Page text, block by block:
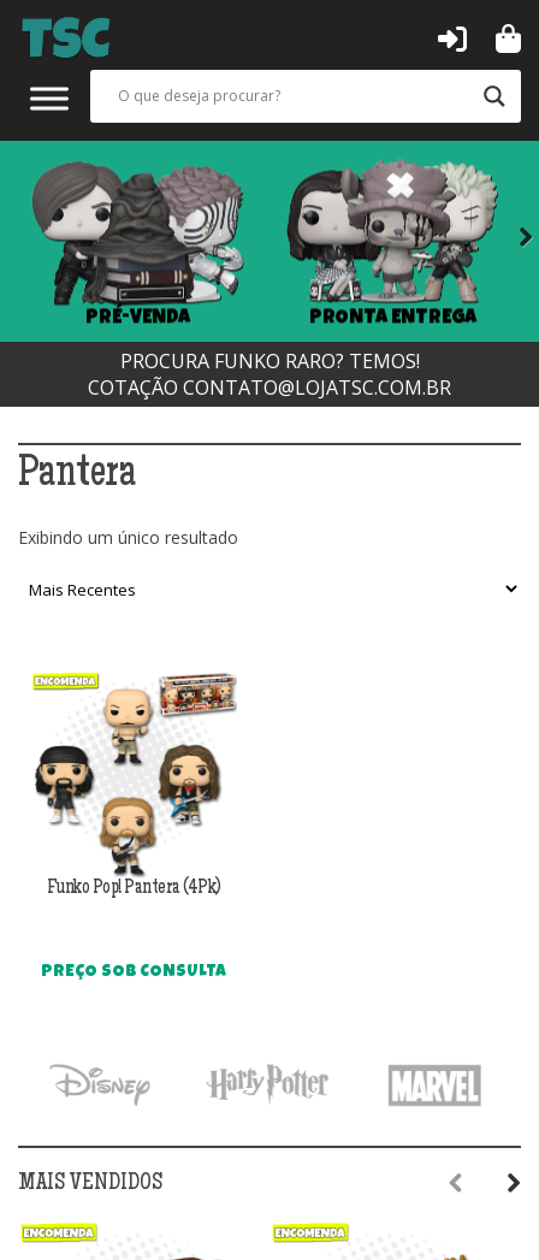
PRÉ-VENDA PRONTA ENTREGA
PROCURA FUNKO RARO? TEMOS!
COTAÇÃO CONTATO@LOJATSC.COM.BR
Pantera
Exibindo um único resultado
Funko Pop! Pantera (4Pk)
PREÇO SOB CONSULTA
MAIS VENDIDOS